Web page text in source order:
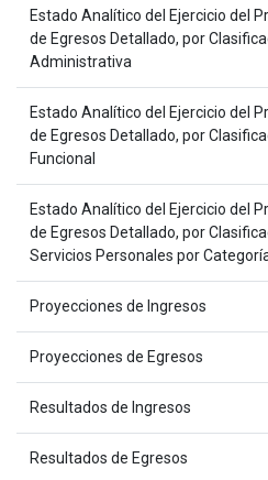
Estado Analítico del Ejercicio del
de Egresos Detallado, por
Administrativa
Estado Analítico del Ejercicio del
de Egresos Detallado, por
Funcional
Estado Analítico del Ejercicio del
de Egresos Detallado, por
Servicios Personales por
Proyecciones de Ingresos
Proyecciones de Egresos
Resultados de Ingresos
Resultados de Egresos